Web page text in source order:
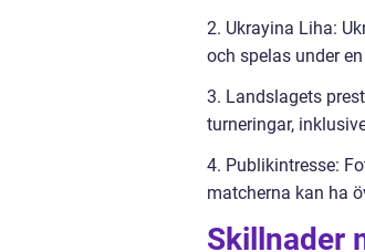
2. Ukrayina Liha:
och spelas under
3. Landslagets
turneringar,
4. Publikintresse:
matcherna kan ha
Skillnader